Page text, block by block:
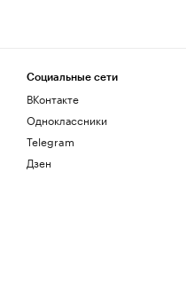
Социальные сети
ВКонтакте
Одноклассники
Telegram
Дзен